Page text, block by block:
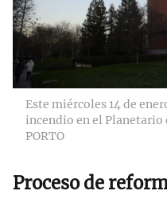
Este miércoles 14 de
incendio en el Planetario
PORTO
Proceso de